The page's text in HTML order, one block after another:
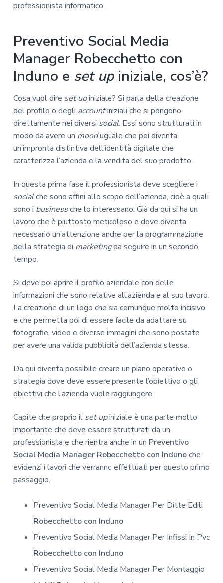
professionista informatico.
Preventivo Social Media
Manager Robecchetto con
Induno e set upiniziale, cos’è?
Cosa vuol dire set upiniziale? Si parla della creazione
del profilo o degli accountiniziali che si pongono
direttamente nei diversi social. Essi sono strutturati in
modo da avere un mooduguale che poi diventa
un’impronta distintiva dell’identità digitale che
caratterizza l’azienda e la vendita del suo prodotto.
In questa prima fase il professionista deve scegliere i
socialche sono affini allo scopo dell’azienda, cioè a quali
sono i businessche lo interessano. Già da qui si ha un
lavoro che è piuttosto meticoloso e dove diventa
necessario un’attenzione anche per la programmazione
della strategia di marketingda seguire in un secondo
tempo.
Si deve poi aprire il profilo aziendale con delle
informazioni che sono relative all’azienda e al suo lavoro.
La creazione di un logo che sia comunque molto incisivo
e che permetta poi di essere facile da adattare su
fotografie, video e diverse immagini che sono postate
per avere una valida pubblicità dell’azienda stessa.
Da qui diventa possibile creare un piano operativo o
strategia dove deve essere presente l’obiettivo o gli
obiettivi che l’azienda vuole raggiungere.
Capite che proprio il set upiniziale è una parte molto
importante che deve essere strutturati da un
professionista e che rientra anche in un Preventivo
Social Media Manager Robecchetto con Indunoche
evidenzi i lavori che verranno effettuati per questo primo
passaggio.
Preventivo Social Media Manager Per Ditte Edili
Robecchetto con Induno
Preventivo Social Media Manager Per Infissi In Pvc
Robecchetto con Induno
Preventivo Social Media Manager Per Montaggio